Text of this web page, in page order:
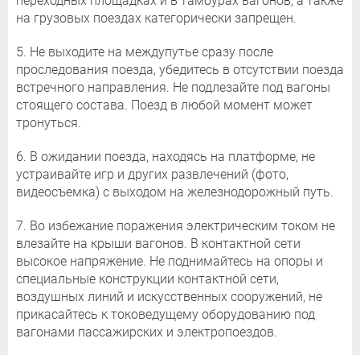
на грузовых поездах категорически запрещен.
5. Не выходите на междупутье сразу после
проследования поезда, убедитесь в отсутствии поезда
встречного направления. Не подлезайте под вагоны
стоящего состава. Поезд в любой момент может
тронуться.
6. В ожидании поезда, находясь на платформе, не
устраивайте игр и других развлечений (фото,
видеосъемка) с выходом на железнодорожный путь.
7. Во избежание поражения электрическим током не
влезайте на крыши вагонов. В контактной сети
высокое напряжение. Не поднимайтесь на опоры и
специальные конструкции контактной сети,
воздушных линий и искусственных сооружений, не
прикасайтесь к токоведущему оборудованию под
вагонами пассажирских и электропоездов.